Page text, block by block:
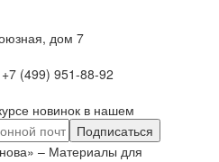
дом 7
(499) 951-88-92
новинок в нашем
Подписаться
– Материалы для